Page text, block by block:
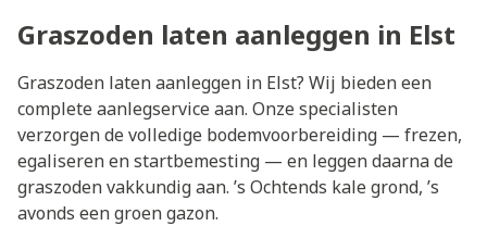
Graszoden laten aanleggen in Elst
Graszoden laten aanleggen in Elst? Wij bieden een
complete aanlegservice aan. Onze specialisten
verzorgen de volledige bodemvoorbereiding — frezen,
egaliseren en startbemesting — en leggen daarna de
graszoden vakkundig aan. ’s Ochtends kale grond, ’s
avonds een groen gazon.